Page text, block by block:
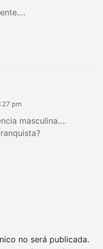
pm
masculina….
no será publicada.